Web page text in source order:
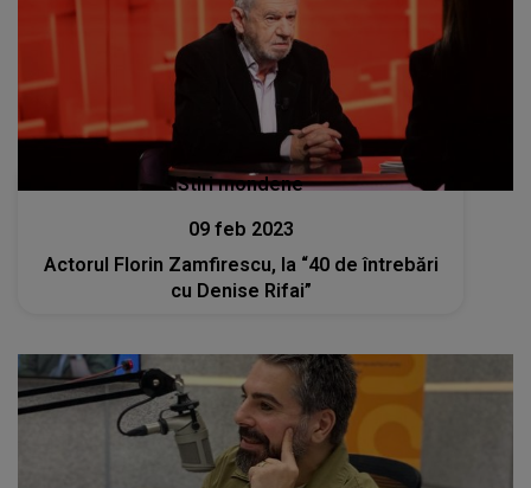
Stiri mondene
09 feb 2023
Actorul Florin Zamfirescu, la “40 de întrebări
cu Denise Rifai”